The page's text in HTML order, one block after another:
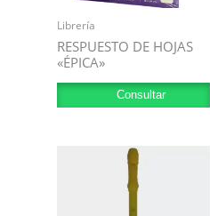
Librería
RESPUESTO DE HOJAS
«ÉPICA»
Consultar